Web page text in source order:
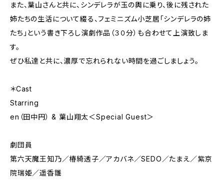
また、葉山さんと共に、シンデレラが玉の輿に乗り、後に残された
姉たちの生活について綴る、フェミニズム小芝居「シンデレラの姉
たち」という書き下ろし演劇作品（３０分）も合わせて上演致しま
す。
ぜひ私達と共に、濃厚で忘れられない時間を過ごしましょう。
＊Cast
Starring
en（田中円） & 葉山翔太＜Special Guest＞
劇団員
第六天魔王知乃／椿綺透子／アカバネ／SEDO／たまえ／紫京
院瑞姫／遥香雛